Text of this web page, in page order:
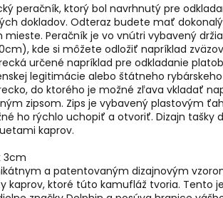
peračník, ktorý bol navrhnutý pre
dokladov. Odteraz budete mať
Peračník je vo vnútri vybavený
kde si môžete odložiť napríklad
určené napríklad pre odkladanie
legitimácie alebo štátneho
do ktorého je možné zľava vkladať
zipsom. Zips je vybavený plastovým
ho rýchlo uchopiť a otvoriť. Dizajn tašky
kaprov.
3cm
a patentovaným dizajnovým
kaprov, ktoré túto kamufláž tvoria. Tento